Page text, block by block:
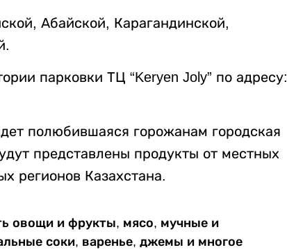
Абайской, Карагандинской,
парковки ТЦ “Keryen Joly” по адресу:
полюбившаяся горожанам городская
представлены продукты от местных
регионов Казахстана.
овощи и фрукты, мясо, мучные и
соки, варенье, джемы и многое